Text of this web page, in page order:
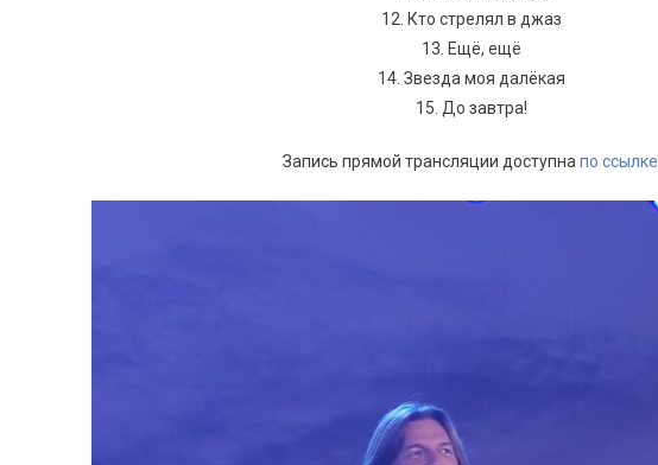
12. Кто стрелял в джаз
13. Ещё, ещё
14. Звезда моя далёкая
15. До завтра!
Запись прямой трансляции доступна по ссылке.